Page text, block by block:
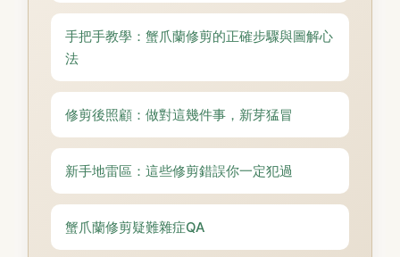
手把手教學：蟹爪蘭修剪的正確步驟與圖解心
法
修剪後照顧：做對這幾件事，新芽猛冒
新手地雷區：這些修剪錯誤你一定犯過
蟹爪蘭修剪疑難雜症QA